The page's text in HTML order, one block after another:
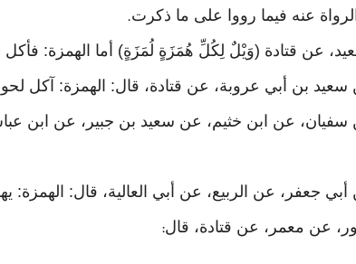
عنه فيما رووا على ما ذكرت.
عن قتادة (وَيْلٌ لِكُلِّ هُمَزَةٍ لُمَزَةٍ) أما الهمزة:
سعيد بن أبي عروبة، عن قتادة، قال: الهمزة: آكل
سفيان، عن ابن خثيم، عن سعيد بن جبير، عن ابن
أبي جعفر، عن الربيع، عن أبي العالية، قال:
عن معمر، عن قتادة، قال: